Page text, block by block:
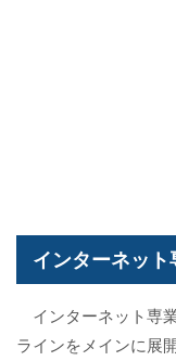
インターネッ
インターネット専
ラインをメインに展